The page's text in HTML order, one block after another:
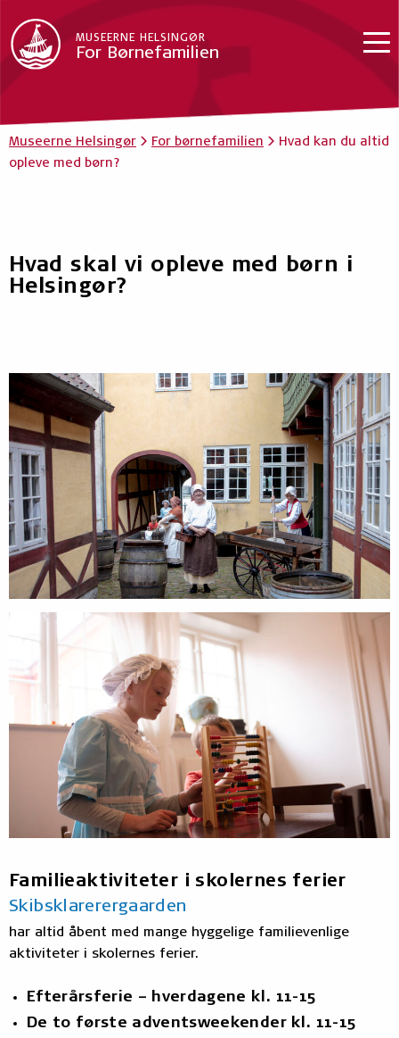
MUSEERNE HELSINGØR
For Børnefamilien
Museerne Helsingør > For børnefamilien > Hvad kan du altid
opleve med børn?
Hvad skal vi opleve med børn i
Helsingør?
Familieaktiviteter i skolernes ferier
Skibsklarerergaarden
har altid åbent med mange hyggelige familievenlige
aktiviteter i skolernes ferier.
Efterårsferie – hverdagene kl. 11-15
De to første adventsweekender kl. 11-15